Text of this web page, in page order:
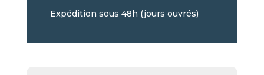
Expédition sous 48h (jours ouvrés)